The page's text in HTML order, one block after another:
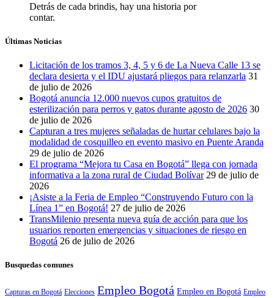
Detrás de cada brindis, hay una historia por
contar.
Últimas Noticias
Licitación de los tramos 3, 4, 5 y 6 de La Nueva Calle 13 se
declara desierta y el IDU ajustará pliegos para relanzarla 31
de julio de 2026
Bogotá anuncia 12.000 nuevos cupos gratuitos de
esterilización para perros y gatos durante agosto de 2026 30
de julio de 2026
Capturan a tres mujeres señaladas de hurtar celulares bajo la
modalidad de cosquilleo en evento masivo en Puente Aranda
29 de julio de 2026
El programa “Mejora tu Casa en Bogotá” llega con jornada
informativa a la zona rural de Ciudad Bolívar 29 de julio de
2026
¡Asiste a la Feria de Empleo “Construyendo Futuro con la
Línea 1” en Bogotá! 27 de julio de 2026
TransMilenio presenta nueva guía de acción para que los
usuarios reporten emergencias y situaciones de riesgo en
Bogotá 26 de julio de 2026
Busquedas comunes
Capturas en Bogotá Elecciones Empleo Bogotá Empleo en Bogotá Empleo